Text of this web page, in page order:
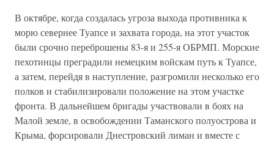
В октябре, когда создалась угроза выхода противника к
морю севернее Туапсе и захвата города, на этот участок
были срочно переброшены 83-я и 255-я ОБРМП. Морские
пехотинцы преградили немецким войскам путь к Туапсе,
а затем, перейдя в наступление, разгромили несколько его
полков и стабилизировали положение на этом участке
фронта. В дальнейшем бригады участвовали в боях на
Малой земле, в освобождении Таманского полуострова и
Крыма, форсировали Днестровский лиман и вместе с